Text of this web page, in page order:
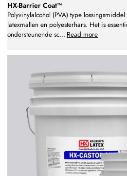
HX-Barrier Coat™
Polyvinylalcohol (PVA) type
latexmallen en polyesterhars. Het is
ondersteunende sc... Read more